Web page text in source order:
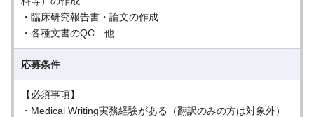
・臨床研究報告書・論文の作成
・各種文書のQC 他
応募条件
【必須事項】
・Medical Writing実務経験がある（翻訳のみの方は対象外）